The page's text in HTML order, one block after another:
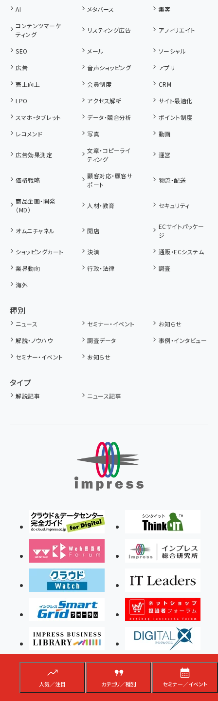
人気／注目 カテゴリ／種別 セミナー／イベント
AI
メタバース
集客
コンテンツマーケ
ティング
リスティング広告 アフィリエイト
SEO メール
ソーシャル
広告
音声ショッピング
アプリ
売上向上
会員制度
CRM
LPO
アクセス解析
サイト最適化
スマホ・タブレット
データ・競合分析
ポイント制度
レコメンド
写真 動画
広告効果測定
文章・コピーライ
ティング
運営
価格戦略
顧客対応・顧客サ
ポート
物流・配送
商品企画・開発
（MD）
人材・教育 セキュリティ
オムニチャネル 開店
ECサイトパッケー
ジ
ショッピングカート
決済
通販・ECシステム
業界動向
行政・法律
調査
海外
種別
ニュース セミナー・イベント
お知らせ
解説・ノウハウ
調査データ
事例・インタビュー
セミナー・イベント
お知らせ
タイプ
解説記事 ニュース記事